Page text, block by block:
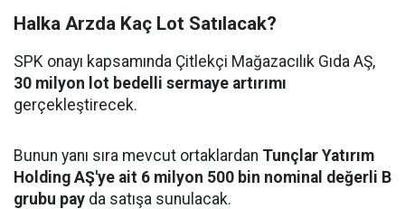
Halka Arzda Kaç Lot Satılacak?
SPK onayı kapsamında Çitlekçi Mağazacılık Gıda AŞ,
30 milyon lot bedelli sermaye artırımı
gerçekleştirecek.
Bunun yanı sıra mevcut ortaklardan Tunçlar Yatırım
Holding AŞ'ye ait 6 milyon 500 bin nominal değerli B
grubu pay da satışa sunulacak.